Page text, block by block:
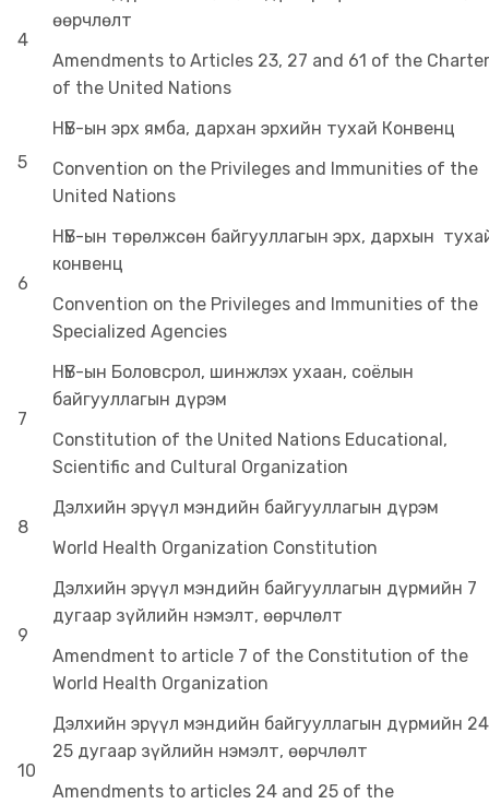
4
өөрчлөлт
Amendments to Articles 23, 27 and 61 of the Charter
of the United Nations
5
НҮБ-ын эрх ямба, дархан эрхийн тухай Конвенц
Convention on the Privileges and Immunities of the
United Nations
6
НҮБ-ын төрөлжсөн байгууллагын эрх, дархын
конвенц
Convention on the Privileges and Immunities of the
Specialized Agencies
7
НҮБ-ын Боловсрол, шинжлэх ухаан, соёлын
байгууллагын дүрэм
Constitution of the United Nations Educational,
Scientific and Cultural Organization
8
Дэлхийн эрүүл мэндийн байгууллагын дүрэм
World Health Organization Constitution
9
Дэлхийн эрүүл мэндийн байгууллагын дүрмийн 7
дугаар зүйлийн нэмэлт, өөрчлөлт
Amendment to article 7 of the Constitution of the
World Health Organization
10
Дэлхийн эрүүл мэндийн байгууллагын дүрмийн
25 дугаар зүйлийн нэмэлт, өөрчлөлт
Amendments to articles 24 and 25 of the